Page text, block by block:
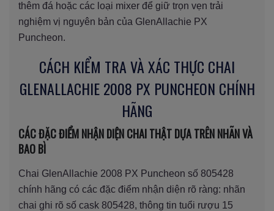
thêm đá hoặc các loại mixer để giữ trọn vẹn trải
nghiệm vị nguyên bản của GlenAllachie PX
Puncheon.
CÁCH KIỂM TRA VÀ XÁC THỰC CHAI
GLENALLACHIE 2008 PX PUNCHEON CHÍNH
HÃNG
CÁC ĐẶC ĐIỂM NHẬN DIỆN CHAI THẬT DỰA TRÊN NHÃN VÀ
BAO BÌ
Chai GlenAllachie 2008 PX Puncheon số 805428
chính hãng có các đặc điểm nhận diện rõ ràng: nhãn
chai ghi rõ số cask 805428, thông tin tuổi rượu 15